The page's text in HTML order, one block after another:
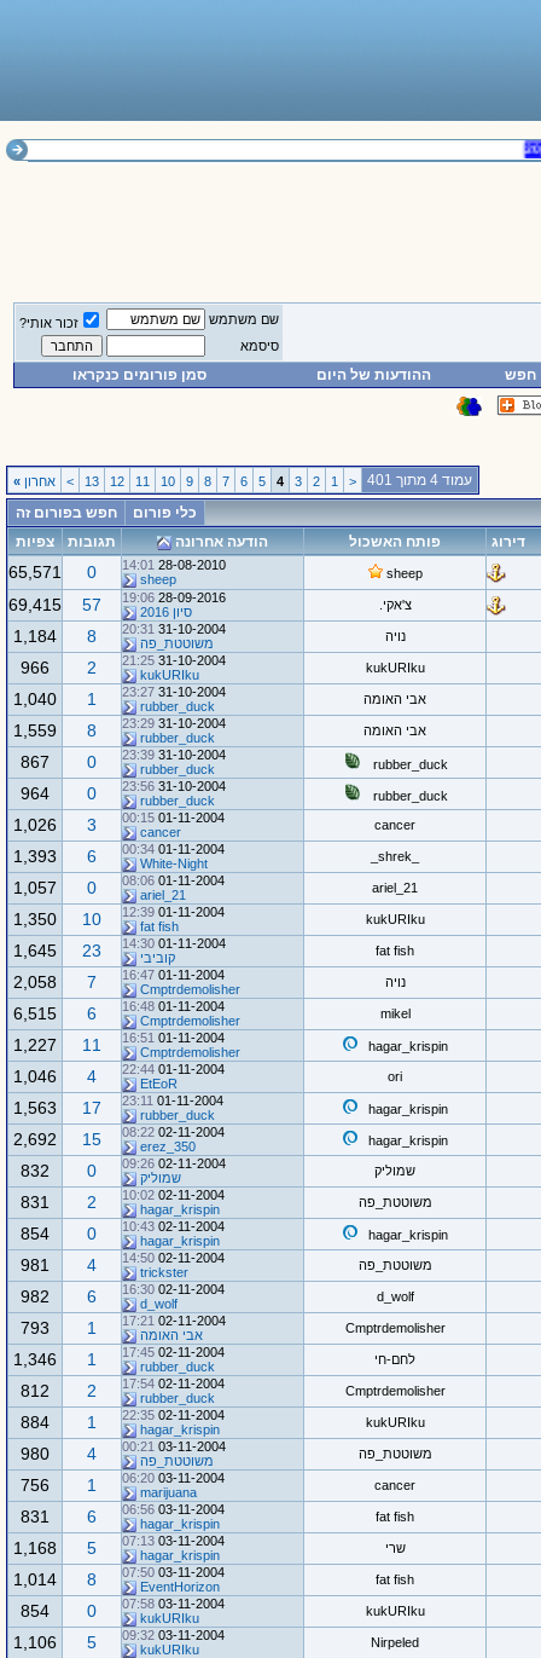
שם משתמש
זכור אותי?
סיסמא
חפש ההודעות של היום סמן פורומים כנקראו
עמוד 4 מתוך 401 <
1
2
3
4
5
6
7
8
9
10
11
12
13
> אחרון »
כלי פורום
חפש בפורום זה
דירוג
פותח האשכול הודעה אחרונה תגובות צפיות
sheep
28-08-2010
14:01
sheep
0
65,571
צ'אקי. 28-09-2016
19:06
סיון 2016
57
69,415
נויה 31-10-2004
20:31
משוטטת_פה
8
1,184
kukURIku
31-10-2004
21:25
kukURIku
2
966
אבי האומה 31-10-2004
23:27
rubber_duck
1
1,040
אבי האומה 31-10-2004
23:29
rubber_duck
8
1,559
rubber_duck
31-10-2004
23:39
rubber_duck
0
867
rubber_duck
31-10-2004
23:56
rubber_duck
0
964
cancer
01-11-2004
00:15
cancer
3
1,026
01-11-2004
00:34
White-Night
6
1,393
ariel_21
01-11-2004
08:06
ariel_21
0
1,057
kukURIku
01-11-2004
12:39
fat fish
10
1,350
fat fish
01-11-2004
14:30
קוביבי
23
1,645
נויה 01-11-2004
16:47
Cmptrdemolisher
7
2,058
mikel
01-11-2004
16:48
Cmptrdemolisher
6
6,515
hagar_krispin
01-11-2004
16:51
Cmptrdemolisher
11
1,227
ori
01-11-2004
22:44
EtEoR
4
1,046
hagar_krispin
01-11-2004
23:11
rubber_duck
17
1,563
hagar_krispin
02-11-2004
08:22
erez_350
15
2,692
שמוליק 02-11-2004
09:26
שמוליק
0
832
משוטטת_פה 02-11-2004
10:02
hagar_krispin
2
831
hagar_krispin
02-11-2004
10:43
hagar_krispin
0
854
משוטטת_פה 02-11-2004
14:50
trickster
4
981
d_wolf
02-11-2004
16:30
d_wolf
6
982
Cmptrdemolisher
02-11-2004
17:21
אבי האומה
1
793
לחם-חי 02-11-2004
17:45
rubber_duck
1
1,346
Cmptrdemolisher
02-11-2004
17:54
rubber_duck
2
812
kukURIku
02-11-2004
22:35
hagar_krispin
1
884
משוטטת_פה 03-11-2004
00:21
משוטטת_פה
4
980
cancer
03-11-2004
06:20
marijuana
1
756
fat fish
03-11-2004
06:56
hagar_krispin
6
831
שרי 03-11-2004
07:13
hagar_krispin
5
1,168
fat fish
03-11-2004
07:50
EventHorizon
8
1,014
kukURIku
03-11-2004
07:58
kukURIku
0
854
Nirpeled
03-11-2004
09:32
kukURIku
5
1,106